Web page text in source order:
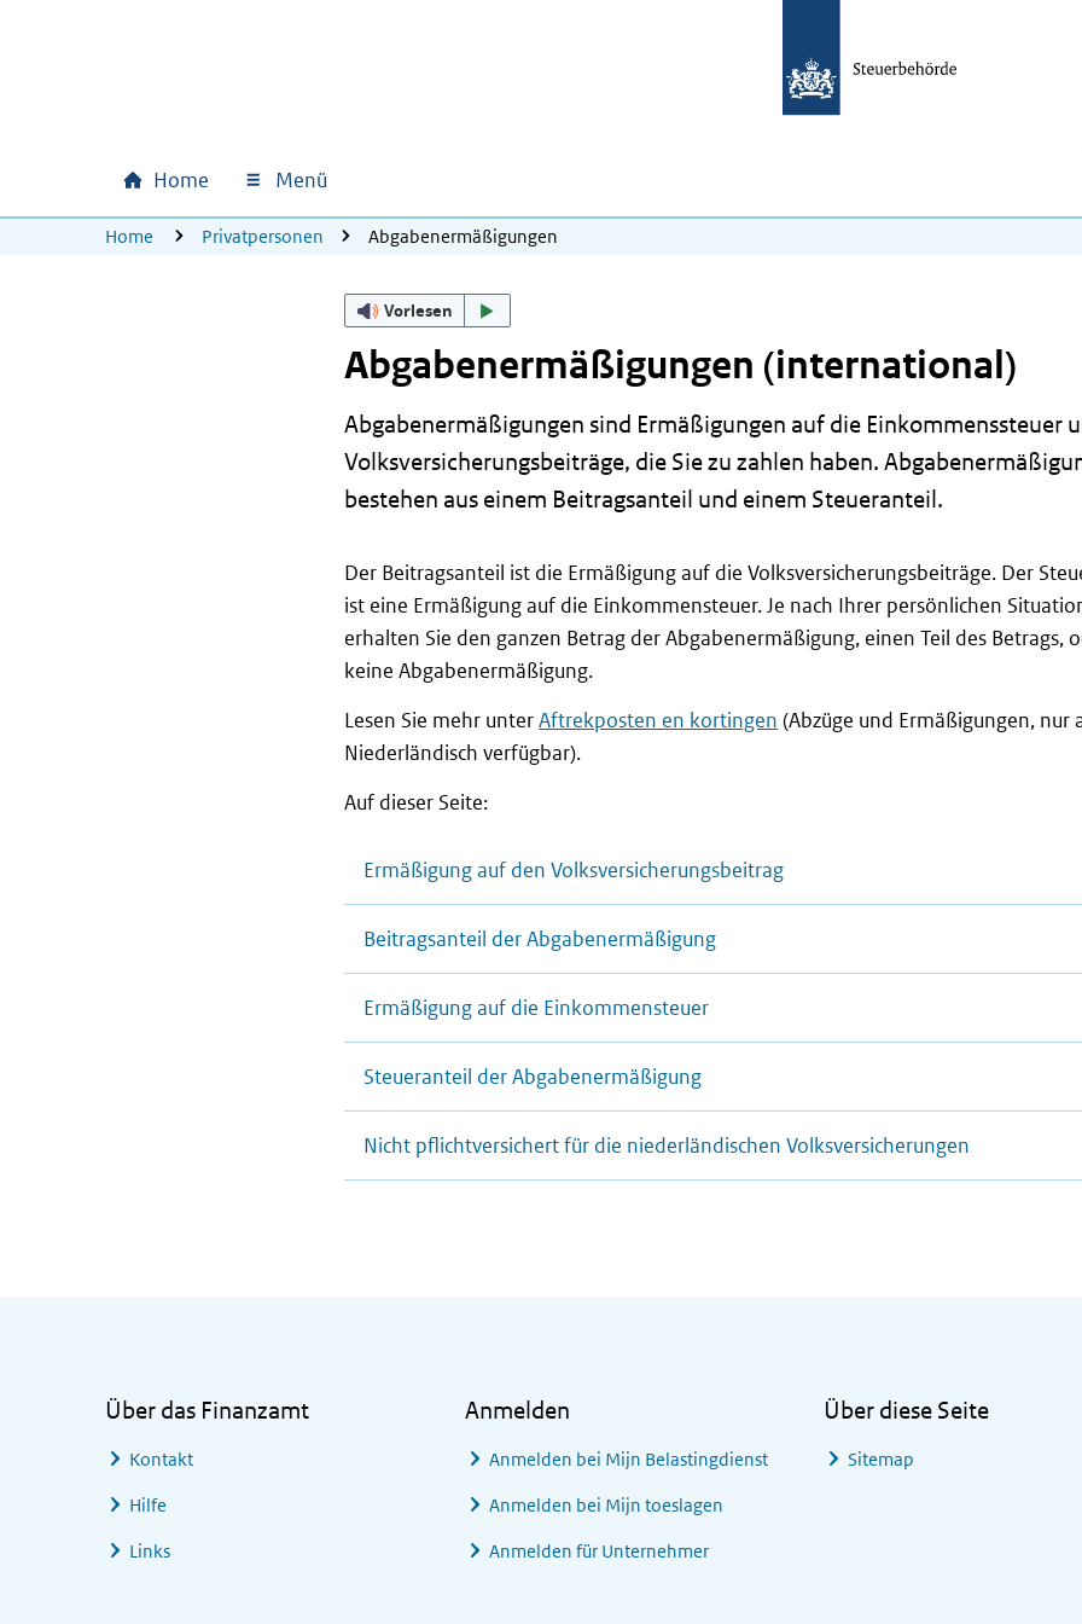
Hauptnavigation
Home Menü
U bevindt zich hier:
Home Privatpersonen Abgabenermäßigungen
Vorlesen
Abgabenermäßigungen (international)
Abgabenermäßigungen sind Ermäßigungen auf die Einkommenssteuer
Volksversicherungsbeiträge, die Sie zu zahlen haben.
bestehen aus einem Beitragsanteil und einem Steueranteil.
Der Beitragsanteil ist die Ermäßigung auf die Volksversicherungsbeiträge. Der
ist eine Ermäßigung auf die Einkommensteuer. Je nach Ihrer persönlichen
erhalten Sie den ganzen Betrag der Abgabenermäßigung, einen Teil des Betrags,
keine Abgabenermäßigung.
Lesen Sie mehr unterAftrekposten en kortingen (Abzüge und Ermäßigungen, nur
Niederländisch verfügbar).
Auf dieser Seite:
Ermäßigung auf den Volksversicherungsbeitrag
Beitragsanteil der Abgabenermäßigung
Ermäßigung auf die Einkommensteuer
Steueranteil der Abgabenermäßigung
Nicht pflichtversichert für die niederländischen Volksversicherungen
Über das Finanzamt
Kontakt
Hilfe
Links
Anmelden
Anmelden bei Mijn Belastingdienst
Anmelden bei Mijn toeslagen
Anmelden für Unternehmer
Über diese Seite
Sitemap